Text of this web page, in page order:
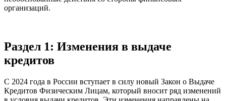
организаций.
Раздел 1: Изменения в выдаче
кредитов
С 2024 года в России вступает в силу новый Закон о Выдаче
Кредитов Физическим Лицам, который вносит ряд изменений